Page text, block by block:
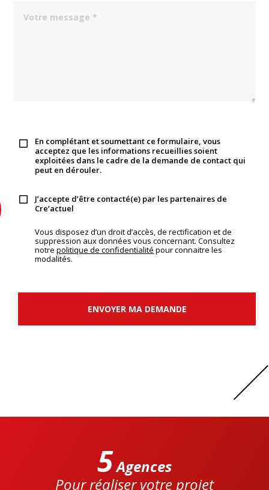
En complétant et soumettant ce formulaire, vous
acceptez que les informations recueillies soient
exploitées dans le cadre de la demande de contact qui
peut en dérouler.
J’accepte d’être contacté(e) par les partenaires de
Cre’actuel
Vous disposez d’un droit d’accès, de rectification et de
suppression aux données vous concernant. Consultez
notrepolitique de confidentialité pour connaitre les
modalités.
ENVOYER MA DEMANDE
5Agences
Pour réaliser votre projet